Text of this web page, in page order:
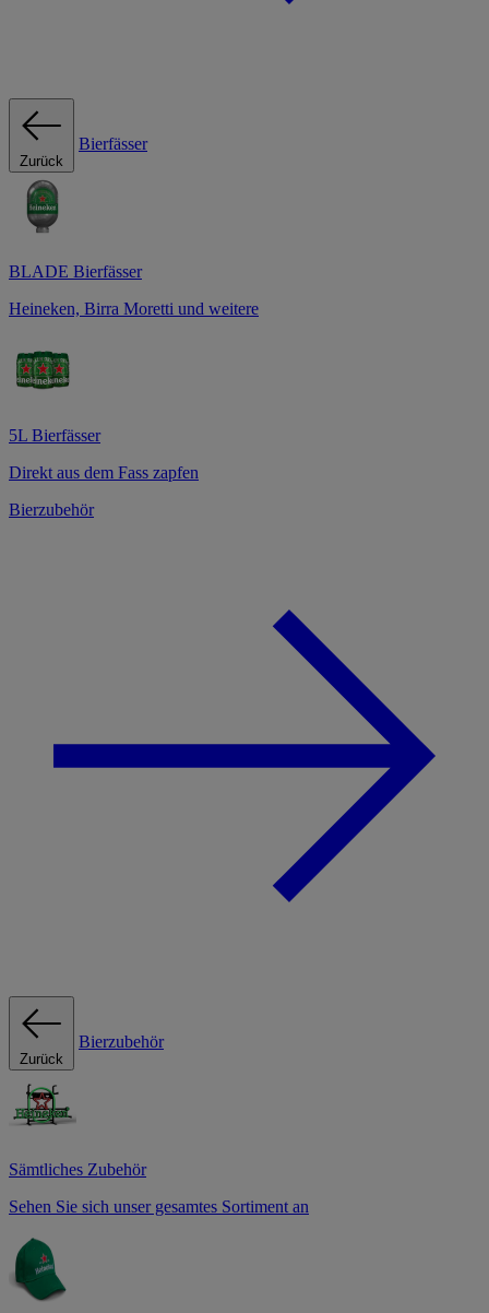
Zurück
Bierfässer
BLADE Bierfässer
Heineken, Birra Moretti und weitere
5L Bierfässer
Direkt aus dem Fass zapfen
Bierzubehör
Zurück
Bierzubehör
Sämtliches Zubehör
Sehen Sie sich unser gesamtes Sortiment an